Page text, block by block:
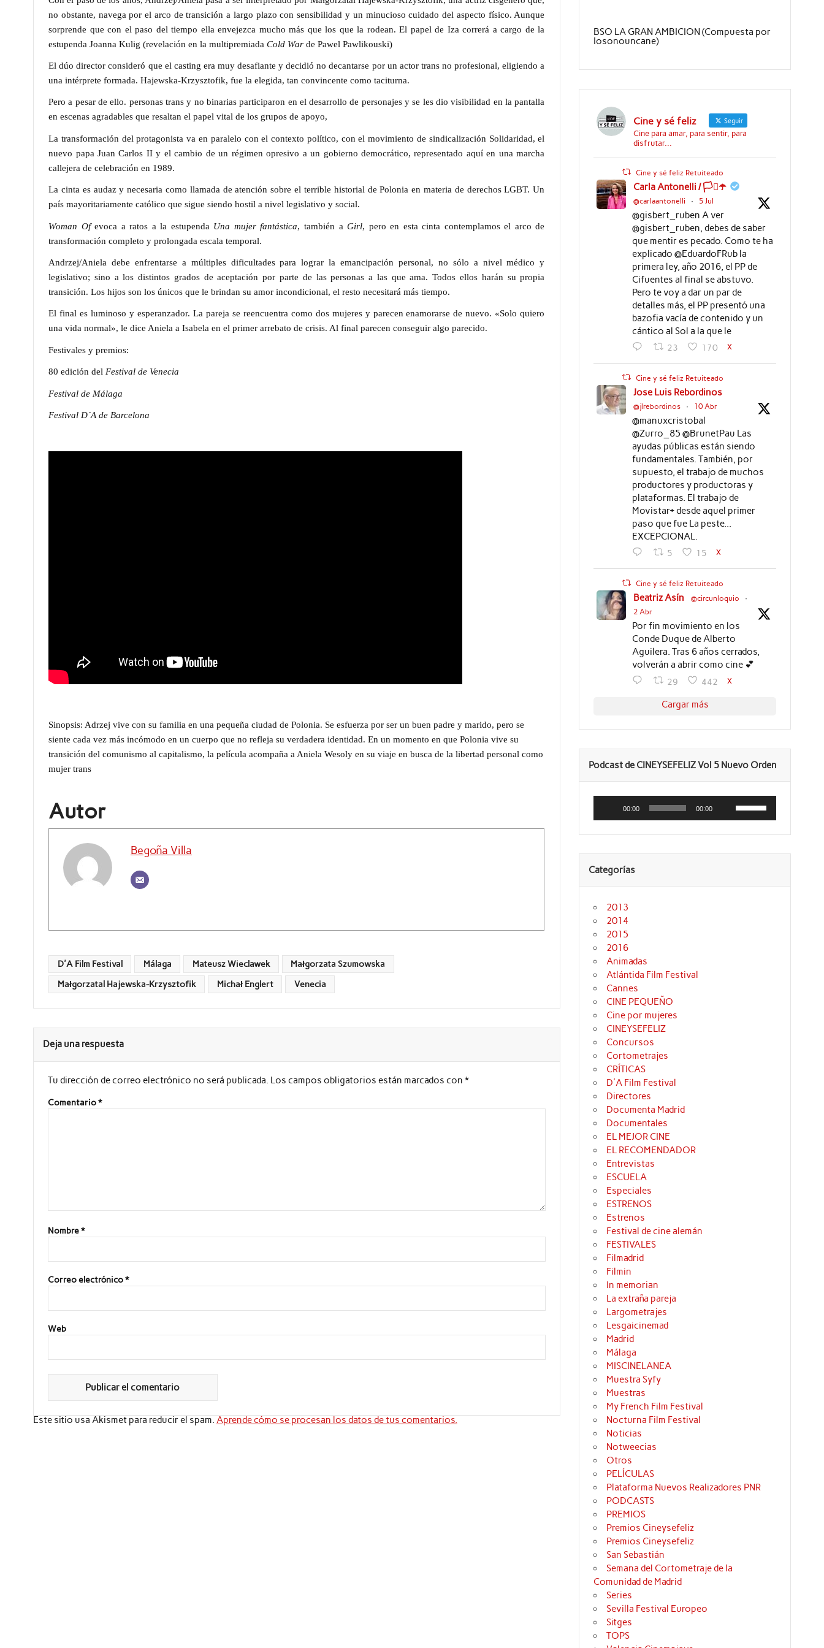
no obstante, navega por el arco de transición a largo plazo con sensibilidad y un minucioso cuidado del aspecto físico. Aunque
sorprende que con el paso del tiempo ella envejezca mucho más que los que la rodean. El papel de Iza correrá a cargo de la
estupendaJoanna Kulig (revelación en la multipremiadaCold War dePawel Pawlikouski)
El dúo director consideró que el casting era muy desafiante y decidió no decantarse por un actor trans no profesional, eligiendo a
una intérprete formada.Hajewska-Krzysztofik, fue la elegida, tan convincente como taciturna.
Pero a pesar de ello. personas trans y no binarias participaron en el desarrollo de personajes y se les dio visibilidad en la pantalla
en escenas agradables que resaltan el papel vital de los grupos de apoyo,
La transformación del protagonista va en paralelo con el contexto político, con el movimiento de sindicalización Solidaridad, el
nuevo papaJuan Carlos IIy el cambio de un régimen opresivo a un gobierno democrático, representado aquí en una marcha
callejera de celebración en 1989.
La cinta es audaz y necesaria como llamada de atención sobre el terrible historial de Polonia en materia de derechos LGBT. Un
país mayoritariamente católico que sigue siendo hostil a nivel legislativo y social.
Woman Ofevoca a ratos a la estupenda Una mujer fantástica, también aGirl, pero en esta cinta contemplamos el arco de
transformación completo y prolongada escala temporal.
Andrzej/Aniela debe enfrentarse a múltiples dificultades para lograr la emancipación personal, no sólo a nivel médico y
legislativo; sino a los distintos grados de aceptación por parte de las personas a las que ama. Todos ellos harán su propia
transición. Los hijos son los únicos que le brindan su amor incondicional, el resto necesitará más tiempo.
El final es luminoso y esperanzador. La pareja se reencuentra como dos mujeres y parecen enamorarse de nuevo. «Solo quiero
una vida normal», le dice Aniela aIsabela en el primer arrebato de crisis. Al final parecen conseguir algo parecido.
Festivales y premios:
80 edición del Festival de Venecia
Festival de Málaga
Festival D´A de Barcelona
Sinopsis: Adrzejvive con su familia en una pequeña ciudad de Polonia. Se esfuerza por ser un buen padre y marido, pero se
siente cada vez más incómodo en un cuerpo que no refleja su verdadera identidad. En un momento en que Polonia vive su
transición del comunismo al capitalismo, la película acompaña a Aniela Wesoly en su viaje en busca de la libertad personal como
mujer trans
Autor
Begoña Villa
D'A Film Festival Málaga Mateusz Wieclawek Małgorzata Szumowska
Małgorzatal Hajewska-Krzysztofik Michał Englert Venecia
Deja una respuesta
Tu dirección de correo electrónico no será publicada. Los campos obligatorios están marcados con *
Comentario*
Nombre*
Correo electrónico*
Web
Este sitio usa Akismet para reducir el spam. Aprende cómo se procesan los datos de tus comentarios.
BSO LA GRAN AMBICION (Compuesta por
Iosonouncane)
Cine y sé feliz Seguir
Cine para amar, para sentir, para
disfrutar...
Cine y sé feliz Retuiteado
Carla Antonelli / 🏳️‍⚧️☂️
@carlaantonelli · 5 Jul
@gisbert_ruben A ver
@gisbert_ruben, debes de saber
que mentir es pecado. Como te ha
explicado @EduardoFRub la
primera ley, año 2016, el PP de
Cifuentes al final se abstuvo.
Pero te voy a dar un par de
detalles más, el PP presentó una
bazofia vacía de contenido y un
cántico al Sol a la que le
23 170 X
Cine y sé feliz Retuiteado
Jose Luis Rebordinos
@jlrebordinos · 10 Abr
@manuxcristobal
@Zurro_85 @BrunetPau Las
ayudas públicas están siendo
fundamentales. También, por
supuesto, el trabajo de muchos
productores y productoras y
plataformas. El trabajo de
Movistar+ desde aquel primer
paso que fue La peste...
EXCEPCIONAL.
5 15 X
Cine y sé feliz Retuiteado
Beatriz Asín @circunloquio
·
2 Abr
Por fin movimiento en los
Conde Duque de Alberto
Aguilera. Tras 6 años cerrados,
volverán a abrir como cine 💕
29 442 X
Cargar más
Podcast de CINEYSEFELIZ Vol 5 Nuevo Orden
Reproductor
audio
00:00 00:00
las
teclas
flecha
para
Categorías
2013
2014
2015
2016
Animadas
Atlántida Film Festival
Cannes
CINE PEQUEÑO
Cine por mujeres
CINEYSEFELIZ
Concursos
Cortometrajes
CRÍTICAS
D'A Film Festival
Directores
Documenta Madrid
Documentales
EL MEJOR CINE
EL RECOMENDADOR
Entrevistas
ESCUELA
Especiales
ESTRENOS
Estrenos
Festival de cine alemán
FESTIVALES
Filmadrid
Filmin
In memorian
La extraña pareja
Largometrajes
Lesgaicinemad
Madrid
Málaga
MISCINELANEA
Muestra Syfy
Muestras
My French Film Festival
Nocturna Film Festival
Noticias
Notweecias
Otros
PELÍCULAS
Plataforma Nuevos Realizadores PNR
PODCASTS
PREMIOS
Premios Cineysefeliz
Premios Cineysefeliz
San Sebastián
Semana del Cortometraje de la
Comunidad de Madrid
Series
Sevilla Festival Europeo
Sitges
TOPS